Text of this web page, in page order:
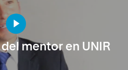
mentor en UNIR